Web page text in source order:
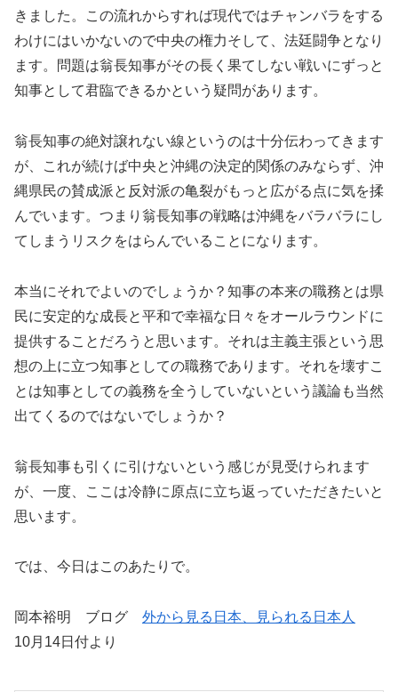
きました。この流れからすれば現代ではチャンバラをする
わけにはいかないので中央の権力そして、法廷闘争となり
ます。問題は翁長知事がその長く果てしない戦いにずっと
知事として君臨できるかという疑問があります。
翁長知事の絶対譲れない線というのは十分伝わってきます
が、これが続けば中央と沖縄の決定的関係のみならず、沖
縄県民の賛成派と反対派の亀裂がもっと広がる点に気を揉
んでいます。つまり翁長知事の戦略は沖縄をバラバラにし
てしまうリスクをはらんでいることになります。
本当にそれでよいのでしょうか？知事の本来の職務とは県
民に安定的な成長と平和で幸福な日々をオールラウンドに
提供することだろうと思います。それは主義主張という思
想の上に立つ知事としての職務であります。それを壊すこ
とは知事としての義務を全うしていないという議論も当然
出てくるのではないでしょうか？
翁長知事も引くに引けないという感じが見受けられます
が、一度、ここは冷静に原点に立ち返っていただきたいと
思います。
では、今日はこのあたりで。
岡本裕明 ブログ 外から見る日本、見られる日本人
10月14日付より